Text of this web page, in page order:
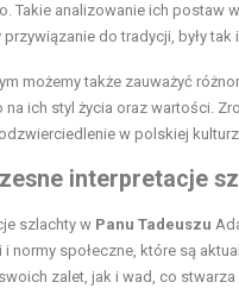
Takie analizowanie ich
do tradycji, były
możemy także zauważyć
na ich styl życia oraz wartości.
w polskiej
interpretacje
szlachty w Panu Tadeuszu
normy społeczne, które są
zalet, jak i wad, co